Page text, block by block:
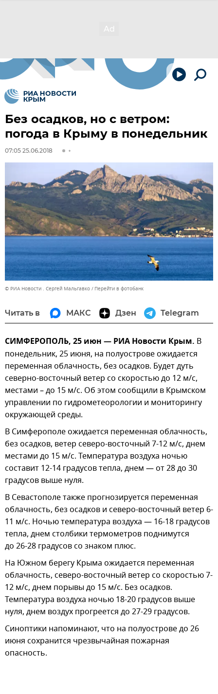
Без осадков, но с ветром:
погода в Крыму в понедельник
07:05 25.06.2018
© РИА Новости . Сергей Мальгавко Перейти в фотобанк
Читать в МАКС Дзен Telegram
СИМФЕРОПОЛЬ, 25 июн — РИА Новости Крым. В
понедельник, 25 июня, на полуострове ожидается
переменная облачность, без осадков. Будет дуть
северно-восточный ветер со скоростью до 12 м/с,
местами – до 15 м/с. Об этом сообщили в Крымском
управлении по гидрометеорологии и мониторингу
окружающей среды.
В Симферополе ожидается переменная облачность,
без осадков, ветер северо-восточный 7-12 м/с, днем
местами до 15 м/с. Температура воздуха ночью
составит 12-14 градусов тепла, днем — от 28 до 30
градусов выше нуля.
В Севастополе также прогнозируется переменная
облачность, без осадков и северо-восточный ветер 6-
11 м/с. Ночью температура воздуха — 16-18 градусов
тепла, днем столбики термометров поднимутся
до 26-28 градусов со знаком плюс.
На Южном берегу Крыма ожидается переменная
облачность, северо-восточный ветер со скоростью 7-
12 м/с, днем порывы до 15 м/с. Без осадков.
Температура воздуха ночью 18-20 градусов выше
нуля, днем воздух прогреется до 27-29 градусов.
Синоптики напоминают, что на полуострове до 26
июня сохранится чрезвычайная пожарная
опасность.